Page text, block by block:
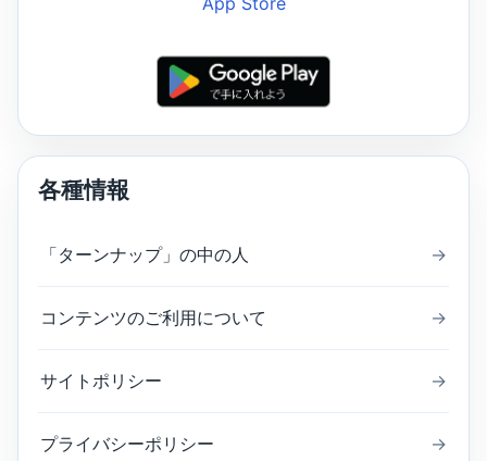
各種情報
「ターンナップ」の中の人 →
コンテンツのご利用について →
サイトポリシー →
プライバシーポリシー →